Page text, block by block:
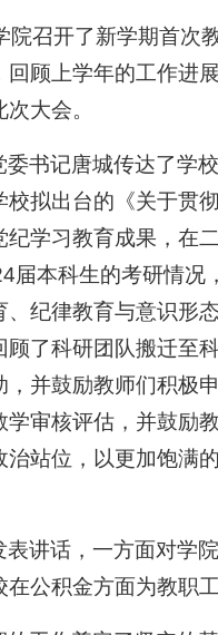
院召开了新学期首次
回顾上学年的工作进
大会。
委书记唐城传达了学
校拟出台的《关于贯
纪学习教育成果，在
届本科生的考研情
、纪律教育与意识形
顾了科研团队搬迁至
，并鼓励教师们积极
学审核评估，并鼓励
治站位，以更加饱满
表讲话，一方面对学
在公积金方面为教职